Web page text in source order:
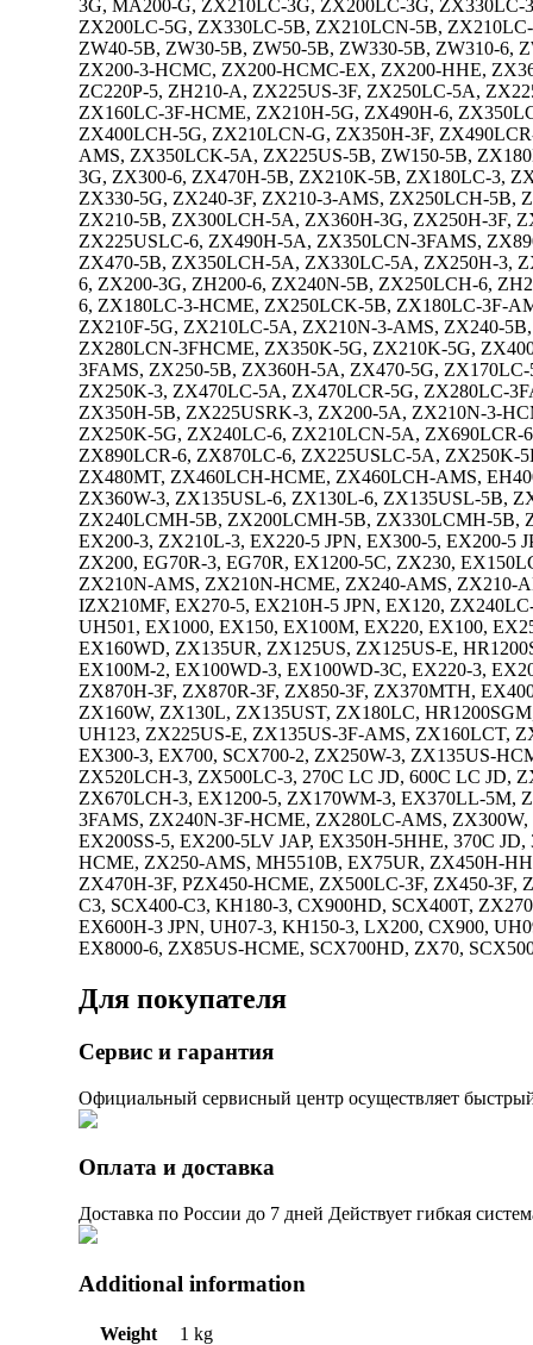
3G, MA200-G, ZX210LC-3G, ZX200LC-3G,
ZX200LC-5G, ZX330LC-5B, ZX210LCN-5B,
ZW40-5B, ZW30-5B, ZW50-5B, ZW330-5B, ZW310-
ZX200-3-HCMC, ZX200-HCMC-EX, ZX200-HHE,
ZC220P-5, ZH210-A, ZX225US-3F, ZX250LC-5A,
ZX160LC-3F-HCME, ZX210H-5G, ZX490H-6,
ZX400LCH-5G, ZX210LCN-G, ZX350H-3F,
AMS, ZX350LCK-5A, ZX225US-5B, ZW150-5B,
3G, ZX300-6, ZX470H-5B, ZX210K-5B, ZX180LC-3,
ZX330-5G, ZX240-3F, ZX210-3-AMS, ZX250LCH-5B,
ZX210-5B, ZX300LCH-5A, ZX360H-3G, ZX250H-3F,
ZX225USLC-6, ZX490H-5A, ZX350LCN-3FAMS,
ZX470-5B, ZX350LCH-5A, ZX330LC-5A, ZX250H-3,
6, ZX200-3G, ZH200-6, ZX240N-5B, ZX250LCH-6,
6, ZX180LC-3-HCME, ZX250LCK-5B, ZX180LC-3F-
ZX210F-5G, ZX210LC-5A, ZX210N-3-AMS, ZX240-
ZX280LCN-3FHCME, ZX350K-5G, ZX210K-5G,
3FAMS, ZX250-5B, ZX360H-5A, ZX470-5G,
ZX250K-3, ZX470LC-5A, ZX470LCR-5G, ZX280LC-
ZX350H-5B, ZX225USRK-3, ZX200-5A, ZX210N-3-
ZX250K-5G, ZX240LC-6, ZX210LCN-5A,
ZX890LCR-6, ZX870LC-6, ZX225USLC-5A,
ZX480MT, ZX460LCH-HCME, ZX460LCH-AMS,
ZX360W-3, ZX135USL-6, ZX130L-6, ZX135USL-5B,
ZX240LCMH-5B, ZX200LCMH-5B, ZX330LCMH-5B,
EX200-3, ZX210L-3, EX220-5 JPN, EX300-5, EX200-5
ZX200, EG70R-3, EG70R, EX1200-5C, ZX230,
ZX210N-AMS, ZX210N-HCME, ZX240-AMS, ZX210-
IZX210MF, EX270-5, EX210H-5 JPN, EX120,
UH501, EX1000, EX150, EX100M, EX220, EX100,
EX160WD, ZX135UR, ZX125US, ZX125US-E,
EX100M-2, EX100WD-3, EX100WD-3C, EX220-3,
ZX870H-3F, ZX870R-3F, ZX850-3F, ZX370MTH,
ZX160W, ZX130L, ZX135UST, ZX180LC,
UH123, ZX225US-E, ZX135US-3F-AMS, ZX160LCT,
EX300-3, EX700, SCX700-2, ZX250W-3, ZX135US-
ZX520LCH-3, ZX500LC-3, 270C LC JD, 600C LC JD,
ZX670LCH-3, EX1200-5, ZX170WM-3, EX370LL-5M,
3FAMS, ZX240N-3F-HCME, ZX280LC-AMS,
EX200SS-5, EX200-5LV JAP, EX350H-5HHE, 370C
HCME, ZX250-AMS, MH5510B, EX75UR, ZX450H-
ZX470H-3F, PZX450-HCME, ZX500LC-3F, ZX450-
C3, SCX400-C3, KH180-3, CX900HD, SCX400T,
EX600H-3 JPN, UH07-3, KH150-3, LX200, CX900,
EX8000-6, ZX85US-HCME, SCX700HD, ZX70,
Для покупателя
Сервис и гарантия
Официальный сервисный центр осуществляет
Оплата и доставка
Доставка по России до 7 дней Действует гибкая
Additional information
Weight
1 kg